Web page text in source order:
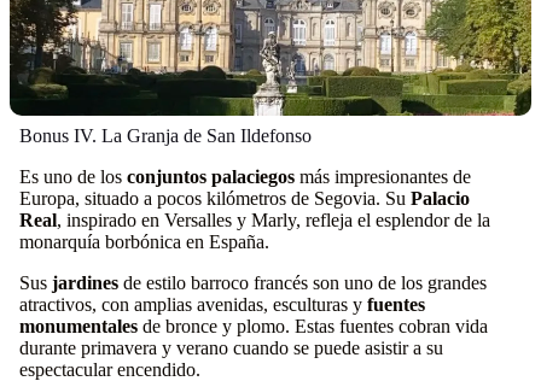
Bonus IV. La Granja de San Ildefonso
Es uno de los conjuntos palaciegos más impresionantes de
Europa, situado a pocos kilómetros de Segovia. Su Palacio
Real, inspirado en Versalles y Marly, refleja el esplendor de la
monarquía borbónica en España.
Sus jardines de estilo barroco francés son uno de los grandes
atractivos, con amplias avenidas, esculturas y fuentes
monumentales de bronce y plomo. Estas fuentes cobran vida
durante primavera y verano cuando se puede asistir a su
espectacular encendido.